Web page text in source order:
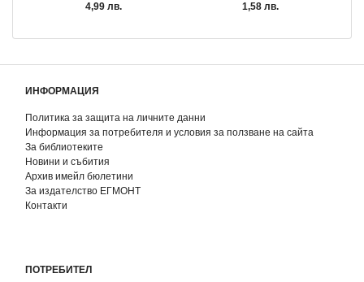
4,99 лв.
1,58 лв.
ИНФОРМАЦИЯ
Политика за защита на личните данни
Информация за потребителя и условия за ползване на сайта
За библиотеките
Новини и събития
Архив имейл бюлетини
За издателство ЕГМОНТ
Контакти
ПОТРЕБИТЕЛ